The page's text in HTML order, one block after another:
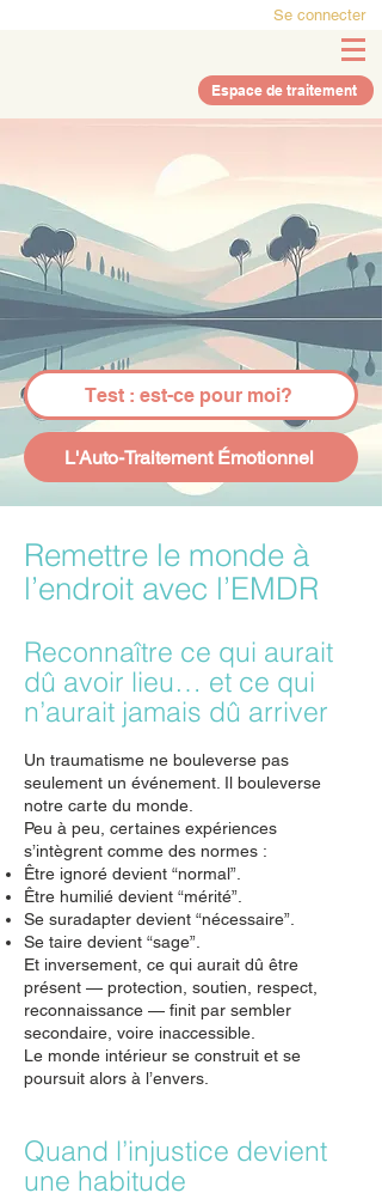
Se connecter
Espace de traitement
Test : est-ce pour moi?
L'Auto-Traitement Émotionnel
Remettre le monde à
l’endroit avec l’EMDR
Reconnaître ce qui aurait
dû avoir lieu… et ce qui
n’aurait jamais dû arriver
Un traumatisme ne bouleverse pas
seulement un événement. Il bouleverse
notre carte du monde.
Peu à peu, certaines expériences
s’intègrent comme des normes :
Être ignoré devient “normal”.
Être humilié devient “mérité”.
Se suradapter devient “nécessaire”.
Se taire devient “sage”.
Et inversement, ce qui aurait dû être
présent — protection, soutien, respect,
reconnaissance — finit par sembler
secondaire, voire inaccessible.
Le monde intérieur se construit et se
poursuit alors à l’envers.
Quand l’injustice devient
une habitude